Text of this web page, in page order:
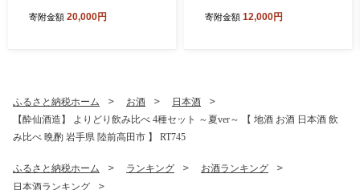
鯖 無添加 無着色 海産物 おつ
寄附金額 20,000円
ライス 米 国産 お手軽 レンジ
寄附金額 12,000円
ふるさと納税ホーム お酒
日本酒
【酔仙酒造】 よりどり飲み比べ 4種セット ～夏ver～ 【 地酒 お酒 日本酒 飲
み比べ 晩酌 岩手県 陸前高田市 】 RT745
ふるさと納税ホーム ランキング
お酒ランキング
日本酒ランキング